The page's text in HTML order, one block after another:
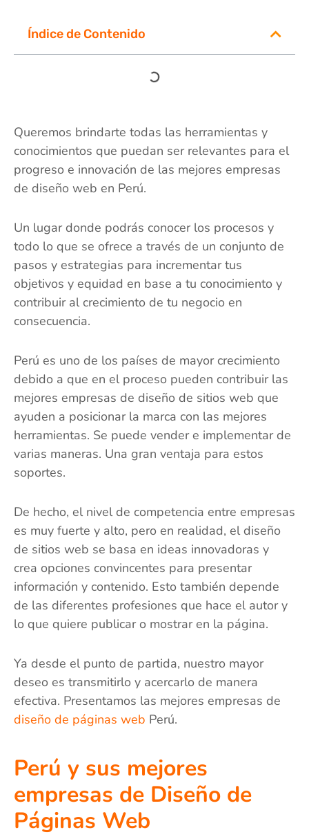
Índice de Contenido
Queremos brindarte todas las herramientas y
conocimientos que puedan ser relevantes para el
progreso e innovación de las mejores empresas
de diseño web en Perú.
Un lugar donde podrás conocer los procesos y
todo lo que se ofrece a través de un conjunto de
pasos y estrategias para incrementar tus
objetivos y equidad en base a tu conocimiento y
contribuir al crecimiento de tu negocio en
consecuencia.
Perú es uno de los países de mayor crecimiento
debido a que en el proceso pueden contribuir las
mejores empresas de diseño de sitios web que
ayuden a posicionar la marca con las mejores
herramientas. Se puede vender e implementar de
varias maneras. Una gran ventaja para estos
soportes.
De hecho, el nivel de competencia entre empresas
es muy fuerte y alto, pero en realidad, el diseño
de sitios web se basa en ideas innovadoras y
crea opciones convincentes para presentar
información y contenido. Esto también depende
de las diferentes profesiones que hace el autor y
lo que quiere publicar o mostrar en la página.
Ya desde el punto de partida, nuestro mayor
deseo es transmitirlo y acercarlo de manera
efectiva. Presentamos las mejores empresas de
diseño de páginas web Perú.
Perú y sus mejores
empresas de Diseño de
Páginas Web